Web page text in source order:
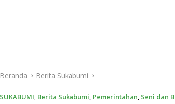
Beranda Berita Sukabumi
SUKABUMI, Berita Sukabumi, Pemerintahan, Seni dan